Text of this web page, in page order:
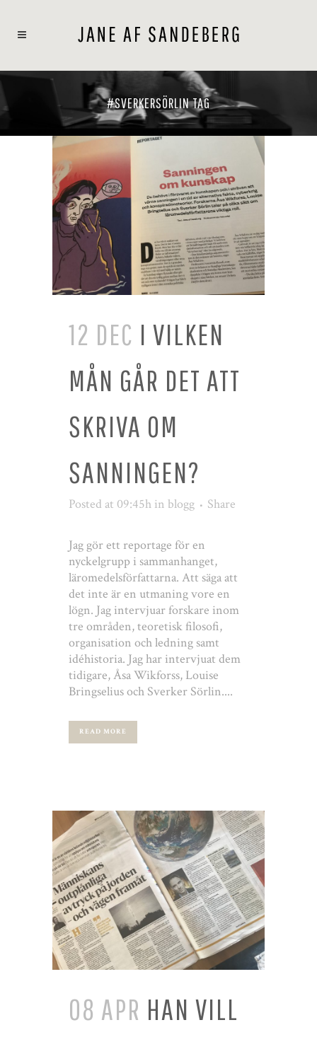
#SVERKERSÖRLIN TAG
12 DEC I VILKEN
MÅN GÅR DET ATT
SKRIVA OM
SANNINGEN?
Posted at 09:45h in blogg Share
Jag gör ett reportage för en
nyckelgrupp i sammanhanget,
läromedelsförfattarna. Att säga att
det inte är en utmaning vore en
lögn. Jag intervjuar forskare inom
tre områden, teoretisk filosofi,
organisation och ledning samt
idéhistoria. Jag har intervjuat dem
tidigare, Åsa Wikforss, Louise
Bringselius och Sverker Sörlin....
READ MORE
08 APR HAN VILL